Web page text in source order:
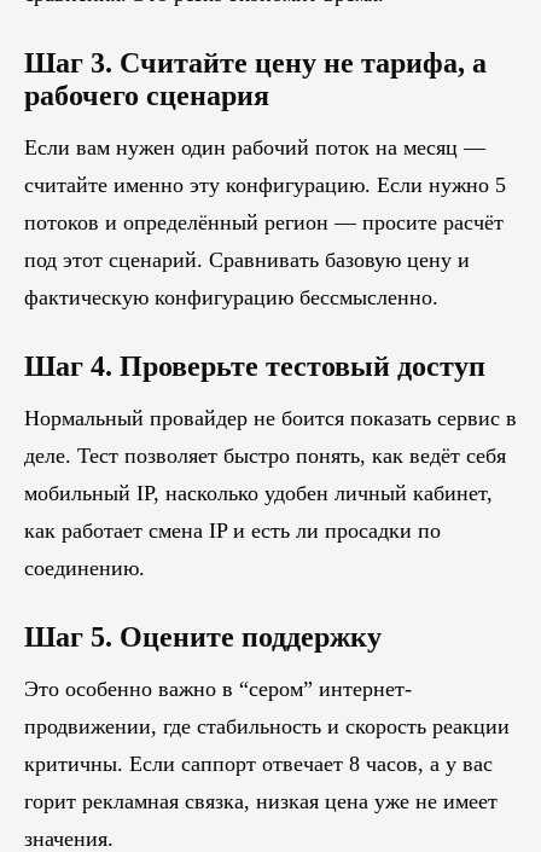
Шаг 3. Считайте цену не тарифа, а
рабочего сценария
Если вам нужен один рабочий поток на месяц —
считайте именно эту конфигурацию. Если нужно 5
потоков и определённый регион — просите расчёт
под этот сценарий. Сравнивать базовую цену и
фактическую конфигурацию бессмысленно.
Шаг 4. Проверьте тестовый доступ
Нормальный провайдер не боится показать сервис в
деле. Тест позволяет быстро понять, как ведёт себя
мобильный IP, насколько удобен личный кабинет,
как работает смена IP и есть ли просадки по
соединению.
Шаг 5. Оцените поддержку
Это особенно важно в “сером” интернет-
продвижении, где стабильность и скорость реакции
критичны. Если саппорт отвечает 8 часов, а у вас
горит рекламная связка, низкая цена уже не имеет
значения.